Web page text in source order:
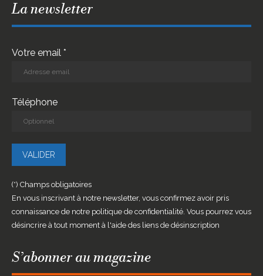
La newsletter
Votre email *
Téléphone
(*) Champs obligatoires
En vous inscrivant à notre newsletter, vous confirmez avoir pris
connaissance de notre politique de confidentialité. Vous pourrez vous
désincrire à tout moment à l'aide des liens de désinscription
S’abonner au magazine